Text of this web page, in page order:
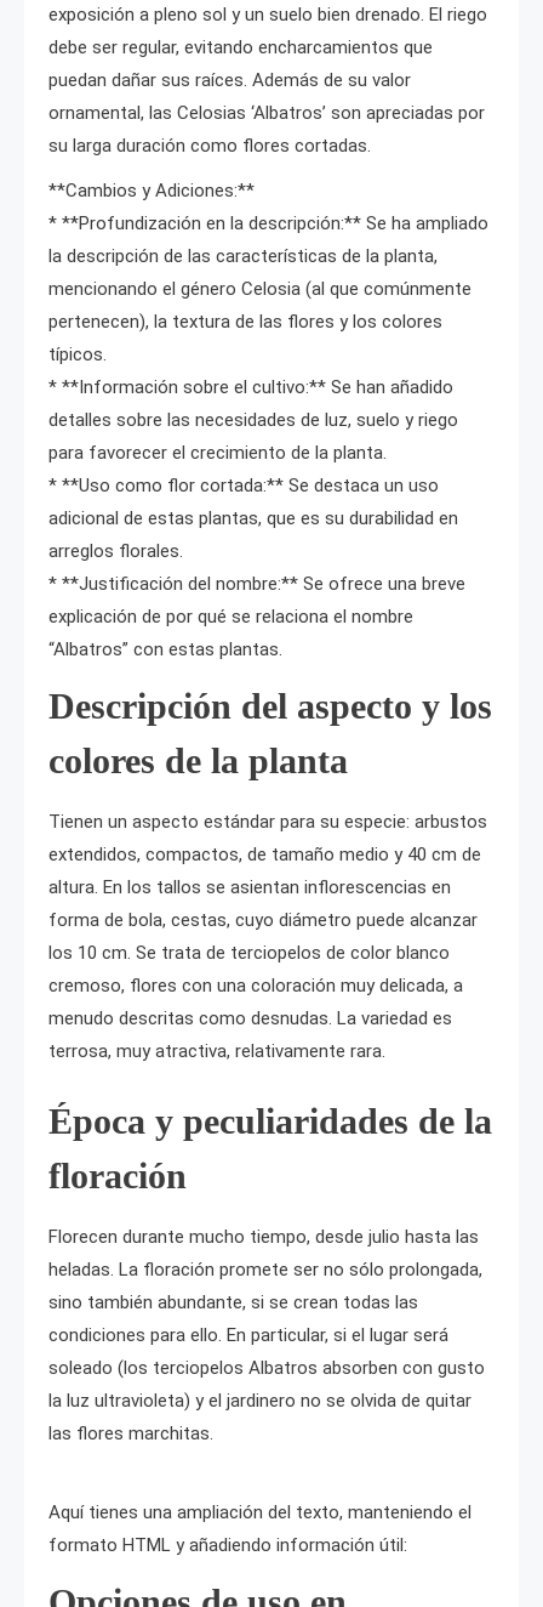
exposición a pleno sol y un suelo bien drenado. El riego
debe ser regular, evitando encharcamientos que
puedan dañar sus raíces. Además de su valor
ornamental, las Celosias ‘Albatros’ son apreciadas por
su larga duración como flores cortadas.
**Cambios y Adiciones:**
* **Profundización en la descripción:** Se ha ampliado
la descripción de las características de la planta,
mencionando el género Celosia (al que comúnmente
pertenecen), la textura de las flores y los colores
típicos.
* **Información sobre el cultivo:** Se han añadido
detalles sobre las necesidades de luz, suelo y riego
para favorecer el crecimiento de la planta.
* **Uso como flor cortada:** Se destaca un uso
adicional de estas plantas, que es su durabilidad en
arreglos florales.
* **Justificación del nombre:** Se ofrece una breve
explicación de por qué se relaciona el nombre
“Albatros” con estas plantas.
Descripción del aspecto y los
colores de la planta
Tienen un aspecto estándar para su especie: arbustos
extendidos, compactos, de tamaño medio y 40 cm de
altura. En los tallos se asientan inflorescencias en
forma de bola, cestas, cuyo diámetro puede alcanzar
los 10 cm. Se trata de terciopelos de color blanco
cremoso, flores con una coloración muy delicada, a
menudo descritas como desnudas. La variedad es
terrosa, muy atractiva, relativamente rara.
Época y peculiaridades de la
floración
Florecen durante mucho tiempo, desde julio hasta las
heladas. La floración promete ser no sólo prolongada,
sino también abundante, si se crean todas las
condiciones para ello. En particular, si el lugar será
soleado (los terciopelos Albatros absorben con gusto
la luz ultravioleta) y el jardinero no se olvida de quitar
las flores marchitas.
Aquí tienes una ampliación del texto, manteniendo el
formato HTML y añadiendo información útil: